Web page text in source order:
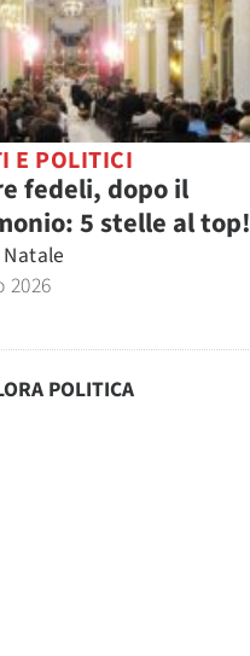
E POLITICI
fedeli, dopo il
5 stelle al top!
2026
POLITICA